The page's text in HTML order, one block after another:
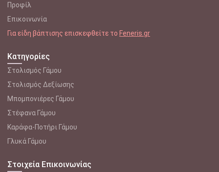
Προφίλ
Επικοινωνία
Για είδη βάπτισης επισκεφθείτε το Feneris.gr
Κατηγορίες
Στολισμός Γάμου
Στολισμός Δεξίωσης
Μπομπονιέρες Γάμου
Στέφανα Γάμου
Καράφα-Ποτήρι Γάμου
Γλυκά Γάμου
Στοιχεία Επικοινωνίας